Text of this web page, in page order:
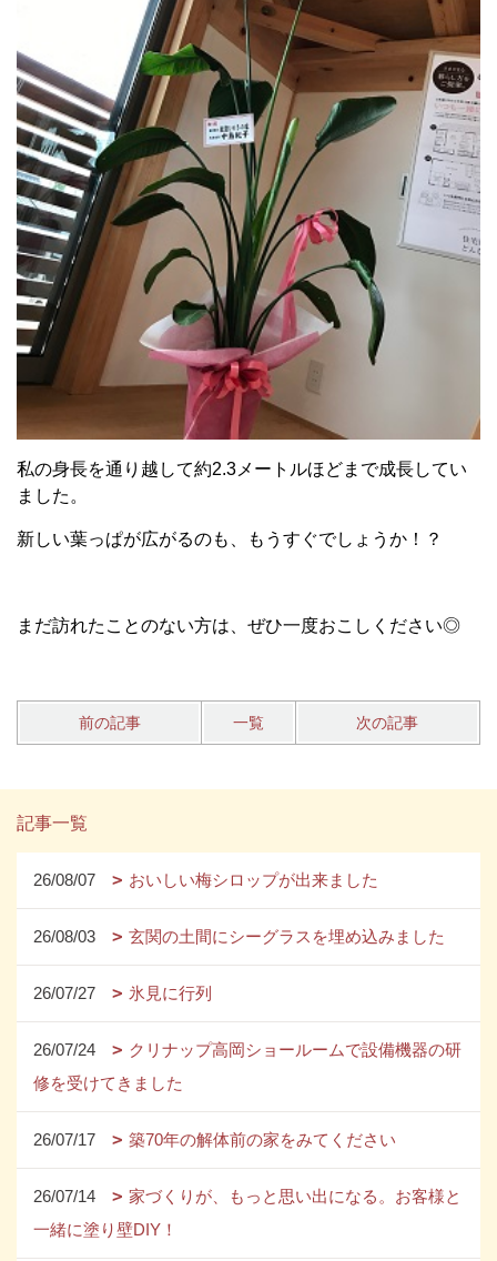
私の身長を通り越して約2.3メートルほどまで成長してい
ました。
新しい葉っぱが広がるのも、もうすぐでしょうか！？
まだ訪れたことのない方は、ぜひ一度おこしください◎
前の記事 一覧 次の記事
記事一覧
26/08/07 おいしい梅シロップが出来ました
26/08/03 玄関の土間にシーグラスを埋め込みました
26/07/27 氷見に行列
26/07/24
クリナップ高岡ショールームで設備機器の研
修を受けてきました
26/07/17 築70年の解体前の家をみてください
26/07/14
家づくりが、もっと思い出になる。お客様と
一緒に塗り壁DIY！